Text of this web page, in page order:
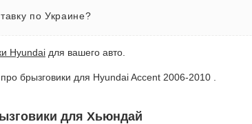
по Украине?
Hyundai для вашего авто.
брызговики для Hyundai Accent 2006-2010 .
для Хьюндай